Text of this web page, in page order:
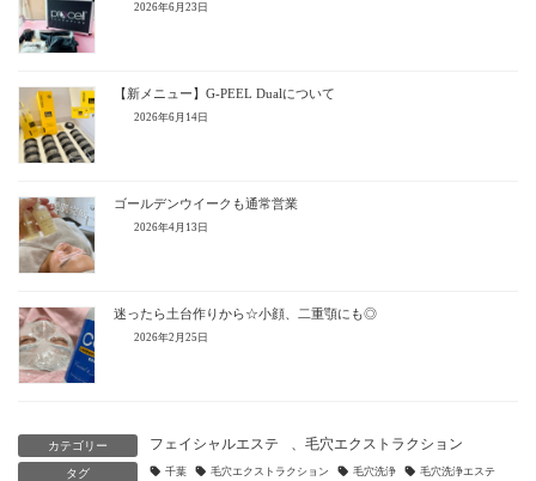
2026年6月23日
【新メニュー】G-PEEL Dualについて
2026年6月14日
ゴールデンウイークも通常営業
2026年4月13日
迷ったら土台作りから☆小顔、二重顎にも◎
2026年2月25日
カテゴリー フェイシャルエステ 、 毛穴エクストラクション
タグ 千葉 毛穴エクストラクション 毛穴洗浄 毛穴洗浄エステ